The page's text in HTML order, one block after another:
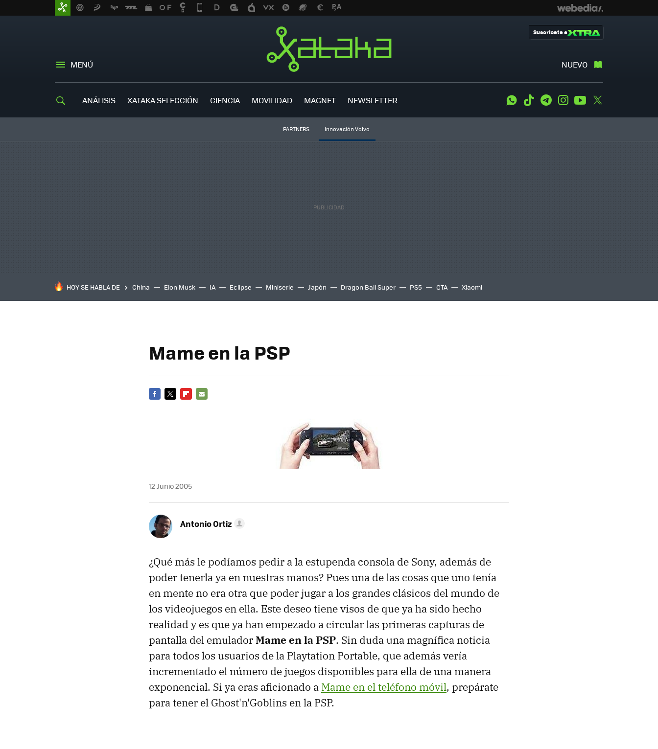
MENÚ NUEVO
Suscríbete a
ANÁLISIS XATAKA SELECCIÓN CIENCIA MOVILIDAD MAGNET NEWSLETTER WhatsApp
Tiktok TelegramInstagramYoutube
PARTNERS Innovación Volvo
HOY SE HABLA DE China Elon Musk IA Eclipse Miniserie Japón Dragon Ball Super PS5 GTA Xiaomi
Mame en la PSP
12 Junio 2005
Antonio Ortiz
¿Qué más le podíamos pedir a la estupenda consola de Sony, además de
poder tenerla ya en nuestras manos? Pues una de las cosas que uno tenía
en mente no era otra que poder jugar a los grandes clásicos del mundo de
los videojuegos en ella. Este deseo tiene visos de que ya ha sido hecho
realidad y es que ya han empezado a circular las primeras capturas de
pantalla del emuladorMame en la PSP. Sin duda una magnífica noticia
para todos los usuarios de la Playtation Portable, que además vería
incrementado el número de juegos disponibles para ella de una manera
exponencial. Si ya eras aficionado a Mame en el teléfono móvil, prepárate
para tener el Ghost'n'Goblins en la PSP.